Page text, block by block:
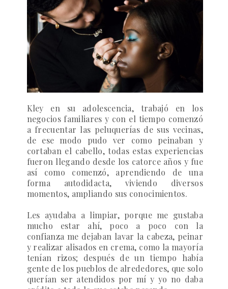
Kley en su adolescencia, trabajó en los
negocios familiares y con el tiempo comenzó
a frecuentar las peluquerías de sus vecinas,
de ese modo pudo ver como peinaban y
cortaban el cabello, todas estas experiencias
fueron llegando desde los catorce años y fue
así como comenzó, aprendiendo de una
forma autodidacta, viviendo diversos
momentos, ampliando sus conocimientos.
Les ayudaba a limpiar, porque me gustaba
mucho estar ahí, poco a poco con la
confianza me dejaban lavar la cabeza, peinar
y realizar alisados en crema, como la mayoría
tenían rizos; después de un tiempo había
gente de los pueblos de alrededores, que solo
querían ser atendidos por mí y yo no daba